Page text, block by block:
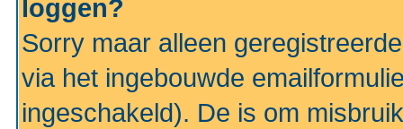
loggen?
Sorry maar alleen
via het ingebouwde
ingeschakeld). De is om